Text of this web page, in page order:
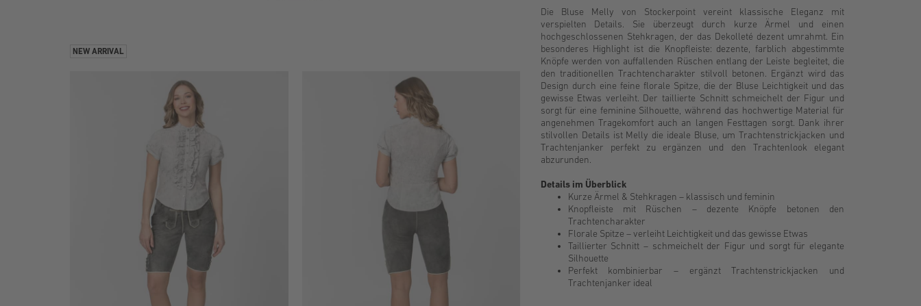
Die Bluse Melly von Stockerpoint vereint klassische Eleganz mit
verspielten Details. Sie überzeugt durch kurze Ärmel und einen
hochgeschlossenen Stehkragen, der das Dekolleté dezent umrahmt. Ein
besonderes Highlight ist die Knopfleiste: dezente, farblich abgestimmte
Knöpfe werden von auffallenden Rüschen entlang der Leiste begleitet, die
den traditionellen Trachtencharakter stilvoll betonen. Ergänzt wird das
Design durch eine feine florale Spitze, die der Bluse Leichtigkeit und das
gewisse Etwas verleiht. Der taillierte Schnitt schmeichelt der Figur und
sorgt für eine feminine Silhouette, während das hochwertige Material für
angenehmen Tragekomfort auch an langen Festtagen sorgt. Dank ihrer
stilvollen Details ist Melly die ideale Bluse, um Trachtenstrickjacken und
Trachtenjanker perfekt zu ergänzen und den Trachtenlook elegant
abzurunden.
Details im Überblick
Kurze Ärmel & Stehkragen – klassisch und feminin
Knopfleiste mit Rüschen – dezente Knöpfe betonen den
Trachtencharakter
Florale Spitze – verleiht Leichtigkeit und das gewisse Etwas
Taillierter Schnitt – schmeichelt der Figur und sorgt für elegante
Silhouette
Perfekt kombinierbar – ergänzt Trachtenstrickjacken und
Trachtenjanker ideal